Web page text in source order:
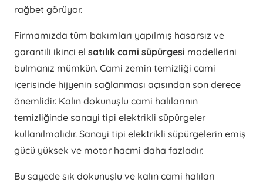
rağbet görüyor.
Firmamızda tüm bakımları yapılmış hasarsız ve
garantili ikinci el satılık cami süpürgesi modellerini
bulmanız mümkün. Cami zemin temizliği cami
içerisinde hijyenin sağlanması açısından son derece
önemlidir. Kalın dokunuşlu cami halılarının
temizliğinde sanayi tipi elektrikli süpürgeler
kullanılmalıdır. Sanayi tipi elektrikli süpürgelerin emiş
gücü yüksek ve motor hacmi daha fazladır.
Bu sayede sık dokunuşlu ve kalın cami halıları